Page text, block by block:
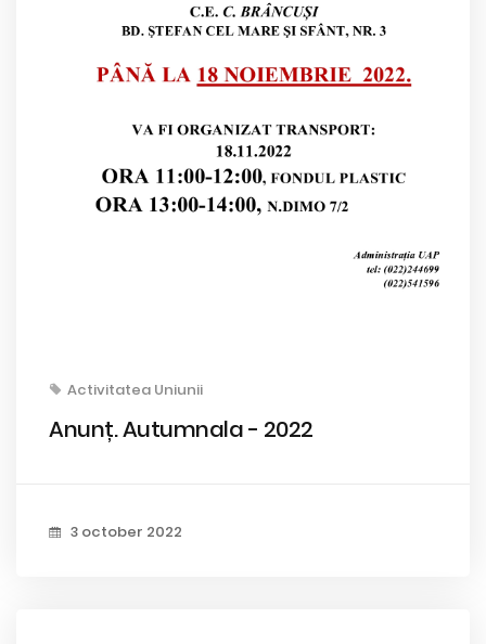
Activitatea Uniunii
Anunț. Autumnala - 2022
3 october 2022